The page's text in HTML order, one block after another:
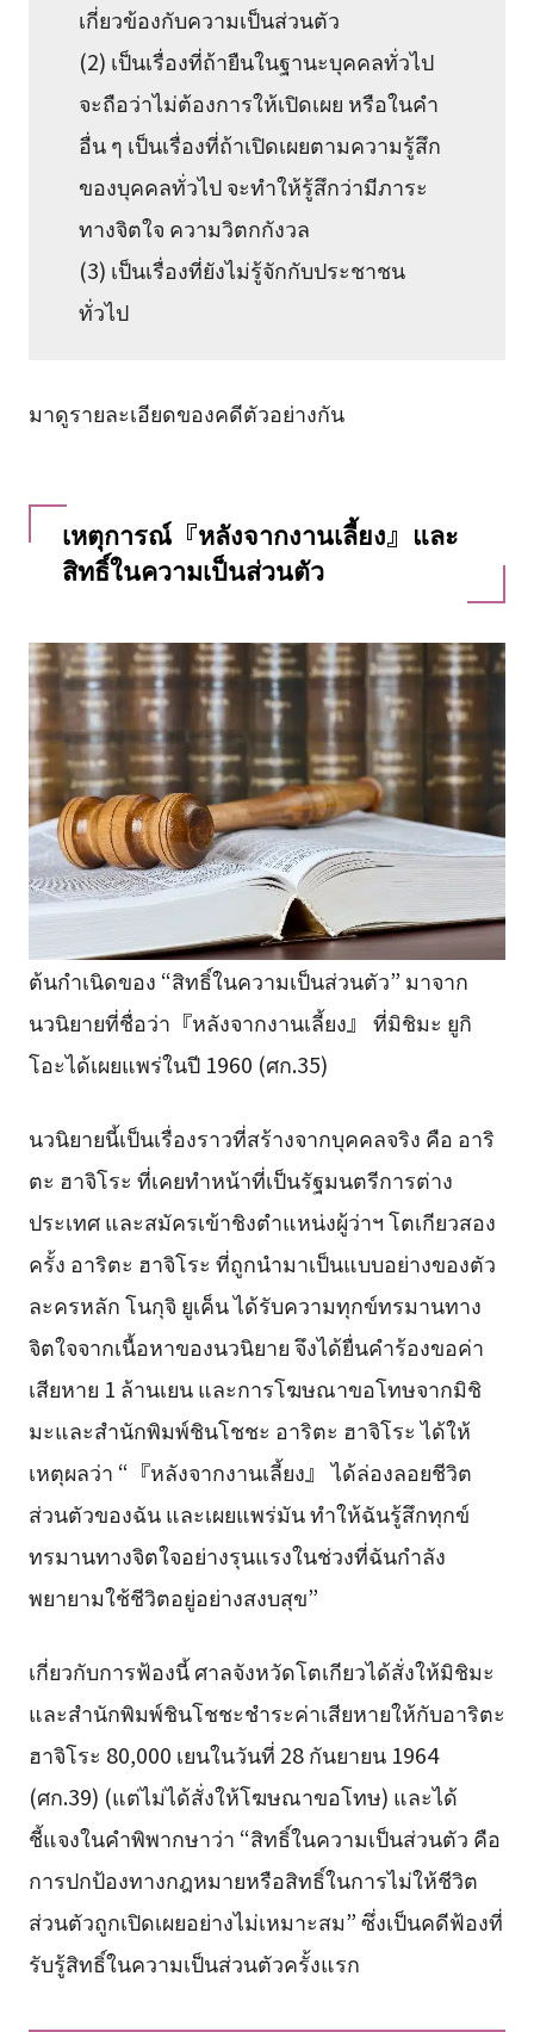
เกี่ยวข้องกับความเป็นส่วนตัว
(2) เป็นเรื่องที่ถ้ายืนในฐานะบุคคลทั่วไป
จะถือว่าไม่ต้องการให้เปิดเผย หรือในคำ
อื่น ๆ เป็นเรื่องที่ถ้าเปิดเผยตามความรู้สึก
ของบุคคลทั่วไป จะทำให้รู้สึกว่ามีภาระ
ทางจิตใจ ความวิตกกังวล
(3) เป็นเรื่องที่ยังไม่รู้จักกับประชาชน
ทั่วไป
มาดูรายละเอียดของคดีตัวอย่างกัน
เหตุการณ์『หลังจากงานเลี้ยง』และ
สิทธิ์ในความเป็นส่วนตัว
ต้นกำเนิดของ “สิทธิ์ในความเป็นส่วนตัว” มาจาก
นวนิยายที่ชื่อว่า『หลังจากงานเลี้ยง』 ที่มิชิมะ ยูกิ
โอะได้เผยแพร่ในปี 1960 (ศก.35)
นวนิยายนี้เป็นเรื่องราวที่สร้างจากบุคคลจริง คือ อาริ
ตะ ฮาจิโระ ที่เคยทำหน้าที่เป็นรัฐมนตรีการต่าง
ประเทศ และสมัครเข้าชิงตำแหน่งผู้ว่าฯ โตเกียวสอง
ครั้ง อาริตะ ฮาจิโระ ที่ถูกนำมาเป็นแบบอย่างของตัว
ละครหลัก โนกุจิ ยูเค็น ได้รับความทุกข์ทรมานทาง
จิตใจจากเนื้อหาของนวนิยาย จึงได้ยื่นคำร้องขอค่า
เสียหาย 1 ล้านเยน และการโฆษณาขอโทษจากมิชิ
มะและสำนักพิมพ์ชินโชชะ อาริตะ ฮาจิโระ ได้ให้
เหตุผลว่า “『หลังจากงานเลี้ยง』 ได้ล่องลอยชีวิต
ส่วนตัวของฉัน และเผยแพร่มัน ทำให้ฉันรู้สึกทุกข์
ทรมานทางจิตใจอย่างรุนแรงในช่วงที่ฉันกำลัง
พยายามใช้ชีวิตอยู่อย่างสงบสุข”
เกี่ยวกับการฟ้องนี้ ศาลจังหวัดโตเกียวได้สั่งให้มิชิมะ
และสำนักพิมพ์ชินโชชะชำระค่าเสียหายให้กับอาริตะ
ฮาจิโระ 80,000 เยนในวันที่ 28 กันยายน 1964
(ศก.39) (แต่ไม่ได้สั่งให้โฆษณาขอโทษ) และได้
ชี้แจงในคำพิพากษาว่า “สิทธิ์ในความเป็นส่วนตัว คือ
การปกป้องทางกฎหมายหรือสิทธิ์ในการไม่ให้ชีวิต
ส่วนตัวถูกเปิดเผยอย่างไม่เหมาะสม” ซึ่งเป็นคดีฟ้องที่
รับรู้สิทธิ์ในความเป็นส่วนตัวครั้งแรก